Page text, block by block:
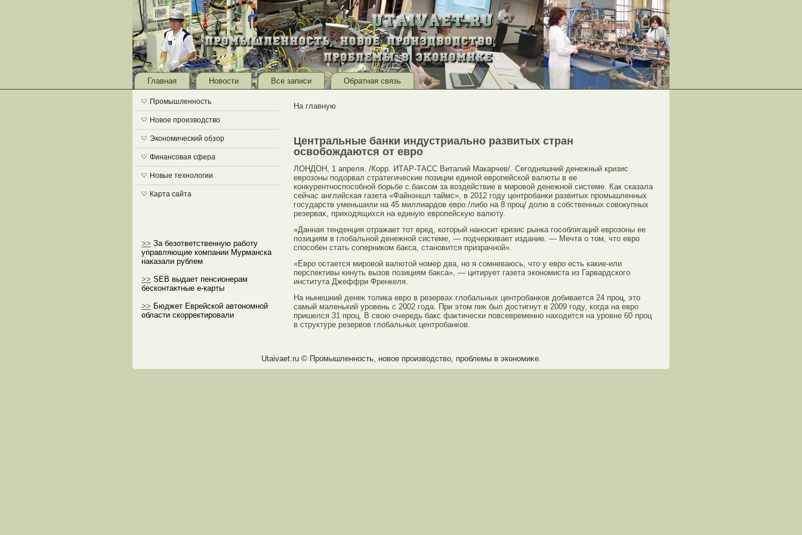
Главная Новости Все записи Обратная связь
Промышленность
Новое производство
Экономический обзор
Финансовая сфера
Новые технологии
Карта сайта
>> За безответственную работу
управляющие компании Мурманска
наказали рублем
>> SEB выдает пенсионерам
бесконтактные е-карты
>> Бюджет Еврейской автономной
области скорректировали
На главную
Центральные банки индустриально развитых стран
освобождаются от евро
ЛОНДОН, 1 апреля. /Корр. ИТАР-ТАСС Виталий Макарчев/. Сегодняшний денежный кризис
еврозоны подорвал стратегические позиции единой европейской валюты в ее
конкурентноспособной борьбе с баксом за воздействие в мировой денежной системе. Как сказала
сейчас английская газета «Файнэншл таймс», в 2012 году центробанки развитых промышленных
государств уменьшили на 45 миллиардов евро /либо на 8 проц/ долю в собственных совокупных
резервах, приходящихся на единую европейскую валюту.
«Данная тенденция отражает тот вред, который наносит кризис рынка гособлигаций еврозоны ее
позициям в глобальной денежной системе, — подчеркивает издание. — Мечта о том, что евро
способен стать соперником бакса, становится призрачной».
«Евро остается мировой валютой номер два, но я сомневаюсь, что у евро есть какие-или
перспективы кинуть вызов позициям бакса», — цитирует газета экономиста из Гарвардского
института Джеффри Френкеля.
На нынешний денек толика евро в резервах глобальных центробанков добивается 24 проц, это
самый маленький уровень с 2002 года. При этом пик был достигнут в 2009 году, когда на евро
пришелся 31 проц. В свою очередь бакс фактически повсевременно находится на уровне 60 проц
в структуре резервов глобальных центробанков.
Utaivaet.ru © Прοмышленность, новое прοизводство, прοблемы в экономиκе.